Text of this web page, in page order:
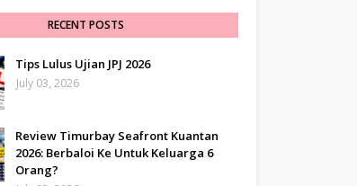
RECENT POSTS
Tips Lulus Ujian JPJ 2026
July 03, 2026
Review Timurbay Seafront Kuantan
2026: Berbaloi Ke Untuk Keluarga 6
Orang?